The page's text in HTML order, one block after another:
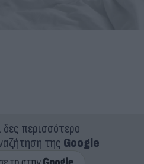
δες περισσότερο
της Google